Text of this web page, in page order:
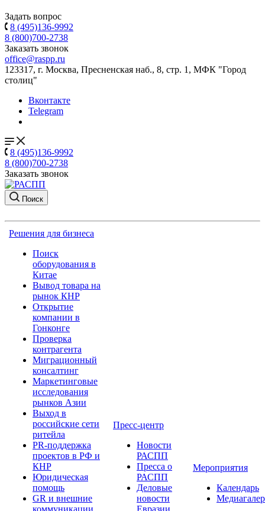
Задать вопрос
8 (495)136-9992
8 (800)700-2738
Заказать звонок
office@raspp.ru
123317, г. Москва, Пресненская наб., 8, стр. 1, МФК "Город
столиц"
Вконтакте
Telegram
8 (495)136-9992
8 (800)700-2738
Заказать звонок
Поиск
Решения для бизнеса
Поиск
оборудования в
Китае
Вывод товара на
рынок КНР
Открытие
компании в
Гонконге
Проверка
контрагента
Миграционный
консалтинг
Маркетинговые
исследования
рынков Азии
Выход в
российские сети
ритейла
PR-поддержка
проектов в РФ и
КНР
Юридическая
помощь
GR и внешние
коммуникации
Пресс-центр
Новости
РАСПП
Пресса о
РАСПП
Деловые
новости
Евразии
Мероприятия
Календарь